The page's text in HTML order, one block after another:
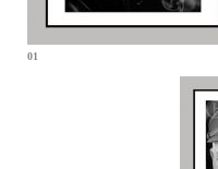
01